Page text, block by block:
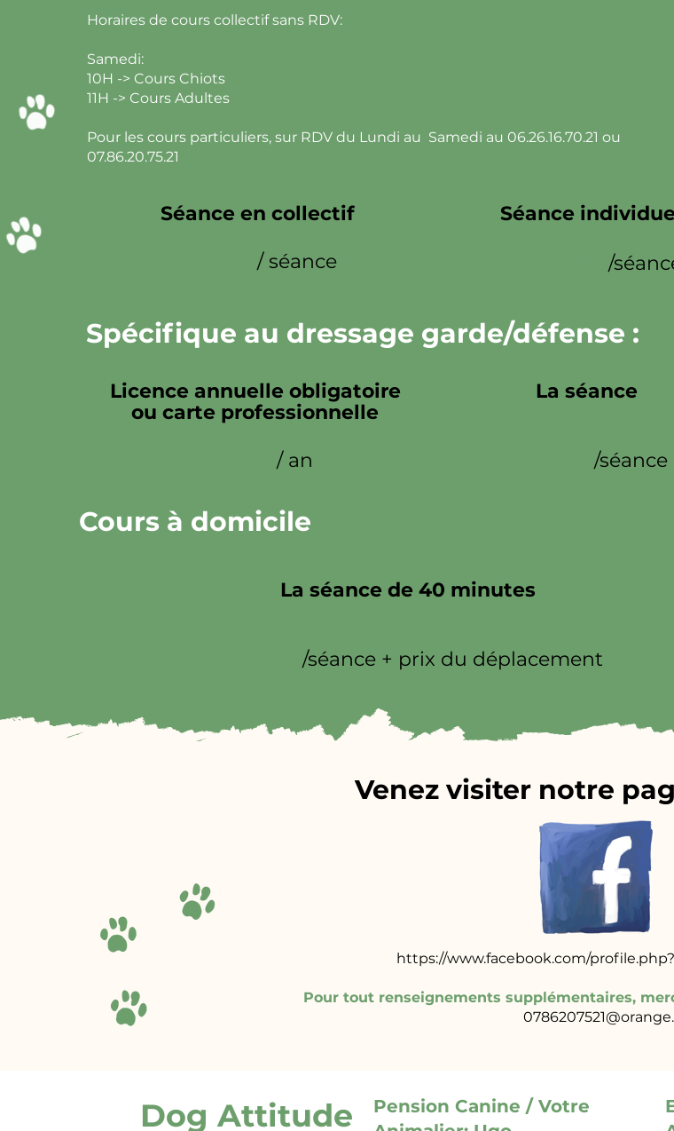
Horaires de cours collectif sans RDV:
Samedi:
10H -> Cours Chiots
11H -> Cours Adultes
Pour les cours particuliers, sur RDV du Lundi au Samedi au 06.26.16.70.21 ou
07.86.20.75.21
Séance en collectif
/ séance
Séance
/
Spécifique au dressage garde/défense :
Licence annuelle obligatoire
ou carte professionnelle
/ an
La séance
/séance
Cours à domicile
La séance de 40 minutes
/séance + prix du déplacement
Venez visiter notre
https://www.facebook.com/
Pour tout renseignements supplémentaires,
Dog Attitude
Pension Canine / Votre